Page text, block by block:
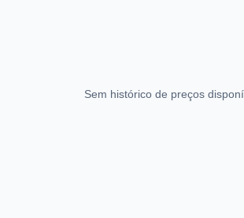
Sem histórico de preços